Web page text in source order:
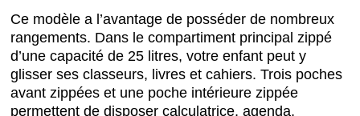
Ce modèle a l’avantage de posséder de nombreux
rangements. Dans le compartiment principal zippé
d’une capacité de 25 litres, votre enfant peut y
glisser ses classeurs, livres et cahiers. Trois poches
avant zippées et une poche intérieure zippée
permettent de disposer calculatrice, agenda,